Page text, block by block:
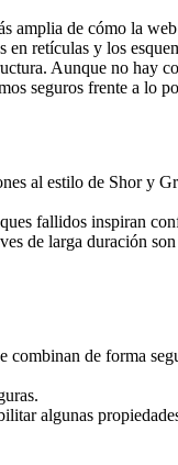
de cómo la web
retículas y los
Aunque no hay
seguros frente a lo
al estilo de Shor y
fallidos inspiran
de larga duración
combinan de forma
algunas